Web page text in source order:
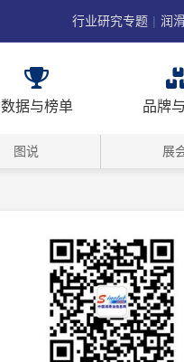
行业研究专题 | 润
数据与榜单 品牌
图说 展